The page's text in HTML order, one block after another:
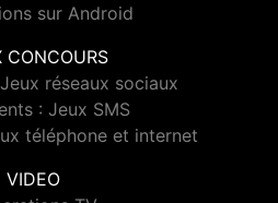
sur Android
CONCOURS
réseaux sociaux
: Jeux SMS
téléphone et internet
VIDEO